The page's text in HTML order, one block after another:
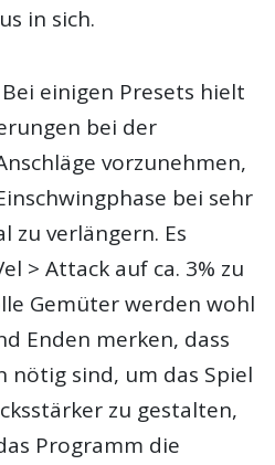
in sich.
einigen Presets hielt
bei der
vorzunehmen,
bei sehr
zu verlängern. Es
> Attack auf ca. 3% zu
Gemüter werden wohl
Enden merken, dass
nötig sind, um das Spiel
zu gestalten,
Programm die